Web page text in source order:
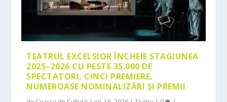
TEATRUL EXCELSIOR ÎNCHEIE STAGIUNEA
2025–2026 CU PESTE 35.000 DE
SPECTATORI, CINCI PREMIERE,
NUMEROASE NOMINALIZĂRI ȘI PREMII